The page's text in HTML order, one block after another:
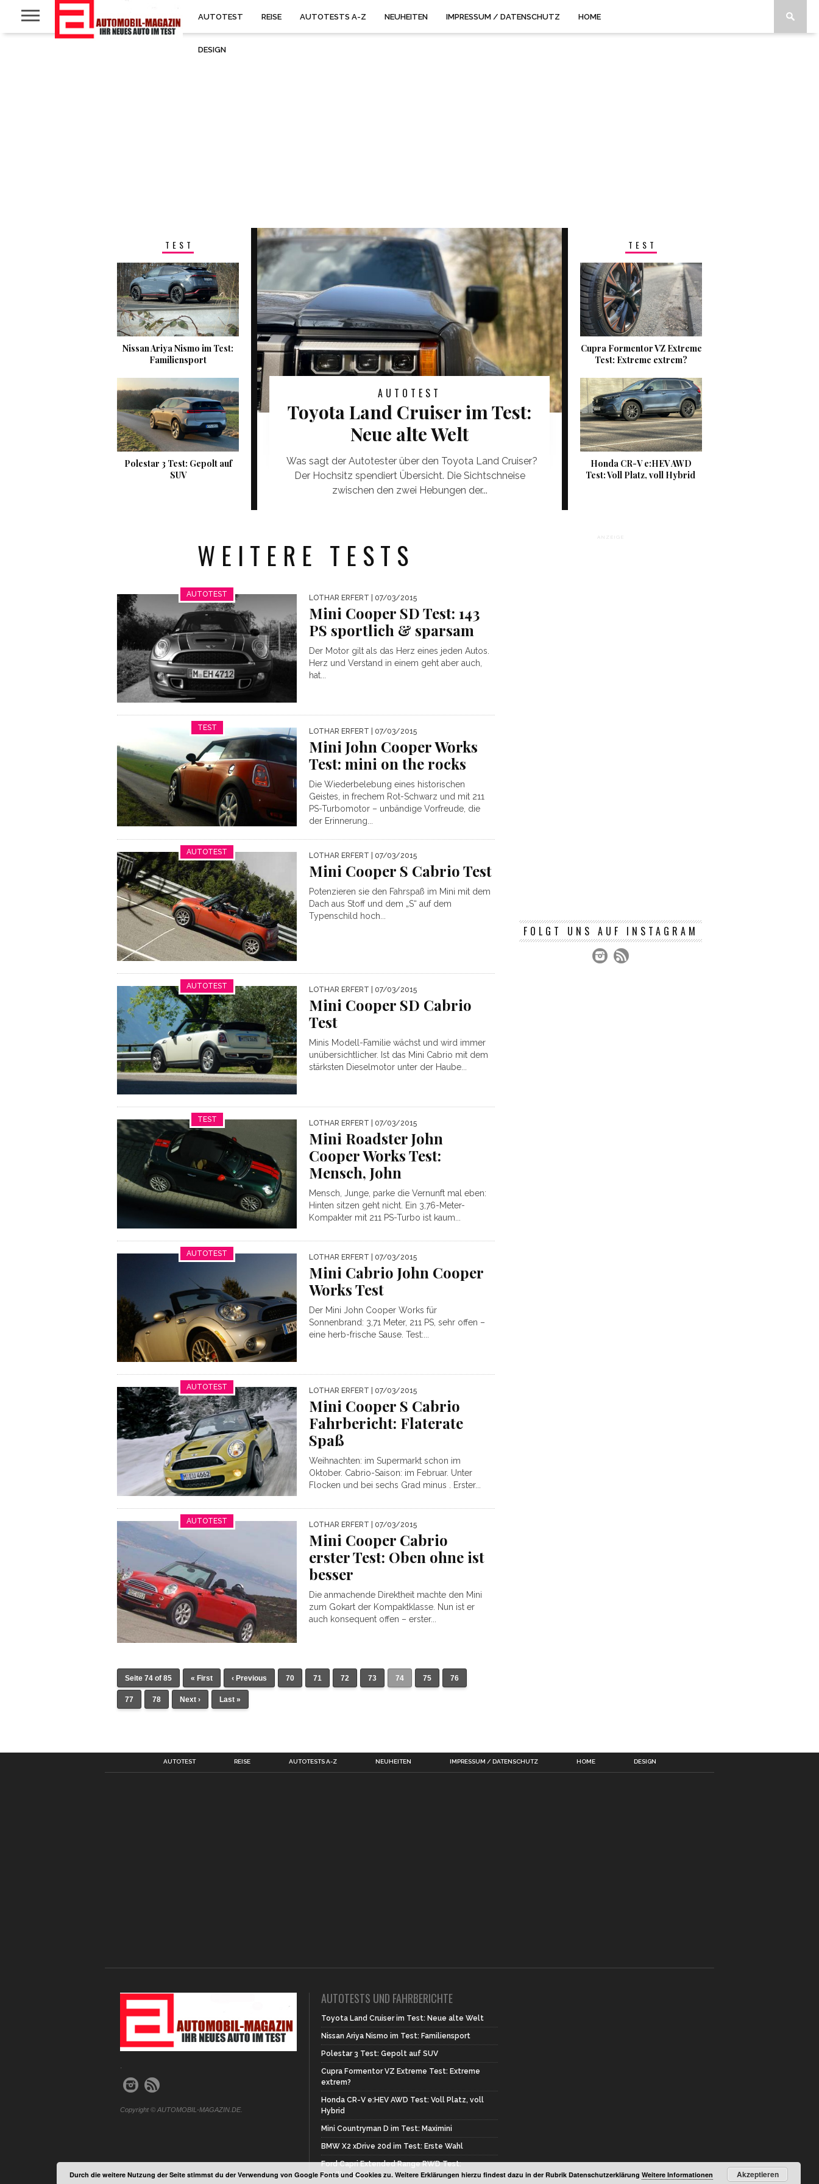
AUTOTEST REISE AUTOTESTS A-Z NEUHEITEN IMPRESSUM / DATENSCHUTZ HOME
DESIGN
AUTOTEST
Toyota Land Cruiser im Test:
Neue alte Welt
Was sagt der Autotester über den Toyota Land Cruiser?
Der Hochsitz spendiert Übersicht. Die Sichtschneise
zwischen den zwei Hebungen der...
TEST
Nissan Ariya Nismo im Test:
Familiensport
Polestar 3 Test: Gepolt auf
SUV
TEST
Cupra Formentor VZ Extreme
Test: Extreme extrem?
Honda CR-V e:HEV AWD
Test: Voll Platz, voll Hybrid
WEITERE TESTS
AUTOTEST LOTHAR ERFERT | 07/03/2015
Mini Cooper SD Test: 143
PS sportlich & sparsam
Der Motor gilt als das Herz eines jeden Autos.
Herz und Verstand in einem geht aber auch,
hat...
TEST LOTHAR ERFERT | 07/03/2015
Mini John Cooper Works
Test: mini on the rocks
Die Wiederbelebung eines historischen
Geistes, in frechem Rot-Schwarz und mit 211
PS-Turbomotor – unbändige Vorfreude, die
der Erinnerung...
AUTOTEST LOTHAR ERFERT | 07/03/2015
Mini Cooper S Cabrio Test
Potenzieren sie den Fahrspaß im Mini mit dem
Dach aus Stoff und dem „S“ auf dem
Typenschild hoch...
AUTOTEST LOTHAR ERFERT | 07/03/2015
Mini Cooper SD Cabrio
Test
Minis Modell-Familie wächst und wird immer
unübersichtlicher. Ist das Mini Cabrio mit dem
stärksten Dieselmotor unter der Haube...
TEST LOTHAR ERFERT | 07/03/2015
Mini Roadster John
Cooper Works Test:
Mensch, John
Mensch, Junge, parke die Vernunft mal eben:
Hinten sitzen geht nicht. Ein 3,76-Meter-
Kompakter mit 211 PS-Turbo ist kaum...
AUTOTEST LOTHAR ERFERT | 07/03/2015
Mini Cabrio John Cooper
Works Test
Der Mini John Cooper Works für
Sonnenbrand: 3,71 Meter, 211 PS, sehr offen –
eine herb-frische Sause. Test:...
AUTOTEST LOTHAR ERFERT | 07/03/2015
Mini Cooper S Cabrio
Fahrbericht: Flaterate
Spaß
Weihnachten: im Supermarkt schon im
Oktober. Cabrio-Saison: im Februar. Unter
Flocken und bei sechs Grad minus . Erster...
AUTOTEST LOTHAR ERFERT | 07/03/2015
Mini Cooper Cabrio
erster Test: Oben ohne ist
besser
Die anmachende Direktheit machte den Mini
zum Gokart der Kompaktklasse. Nun ist er
auch konsequent offen – erster...
Seite 74 of 85 « First ‹ Previous 70 71 72 73 74 75 76
77 78 Next › Last »
ANZEIGE
FOLGT UNS AUF INSTAGRAM
AUTOTEST REISE AUTOTESTS A-Z NEUHEITEN IMPRESSUM / DATENSCHUTZ HOME DESIGN
.
Copyright © AUTOMOBIL-MAGAZIN.DE.
AUTOTESTS UND FAHRBERICHTE
Toyota Land Cruiser im Test: Neue alte Welt
Nissan Ariya Nismo im Test: Familiensport
Polestar 3 Test: Gepolt auf SUV
Cupra Formentor VZ Extreme Test: Extreme
extrem?
Honda CR-V e:HEV AWD Test: Voll Platz, voll
Hybrid
Mini Countryman D im Test: Maximini
BMW X2 xDrive 20d im Test: Erste Wahl
Ford Capri Extended Range RWD Test:
Familiencapri
Durch die weitere Nutzung der Seite stimmst du der Verwendung von Google Fonts und Cookies zu. Weitere Erklärungen hierzu findest dazu in der Rubrik Datenschutzerklärung Weitere Informationen Akzeptieren